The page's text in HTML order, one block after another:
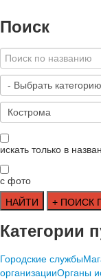
Поиск
искать только в
с фото
Категории
Городские службы
организацииОрганы